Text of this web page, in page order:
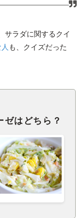
サラダに関するクイ
も、クイズだった
ゼはどちら？